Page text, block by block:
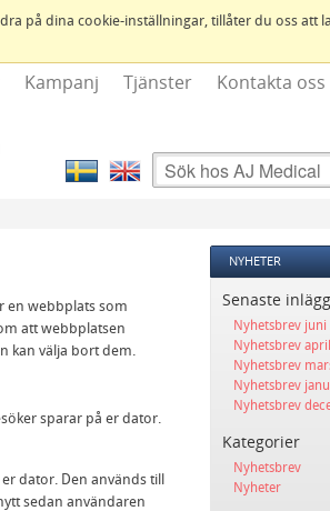
på dina cookie-inställningar, tillåter du oss att
Kampanj Tjänster Kontakta oss
en webbplats som
att webbplatsen
kan välja bort dem.
sparar på er dator.
dator. Den används till
sedan användaren
NYHETER
Senaste inlägg
Nyhetsbrev juni
Nyhetsbrev
Nyhetsbrev
Nyhetsbrev
Nyhetsbrev
Kategorier
Nyhetsbrev
Nyheter